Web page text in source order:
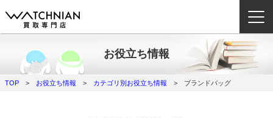
ウォッチニアン買取専門店とは？
ブランドから探す
お役立ち情報
TOP お役立ち情報 カテゴリ別お役立ち情報 ブランドバッグ